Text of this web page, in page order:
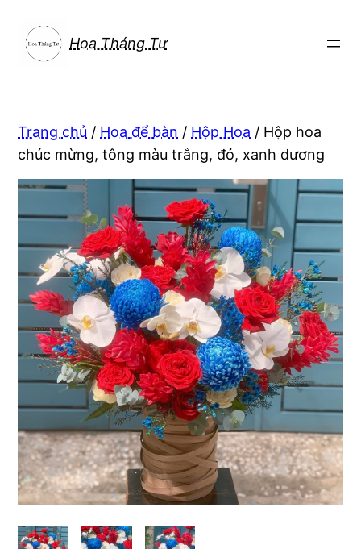
phần
Hoa Tháng Tư
Trang chủ / Hoa để bàn / Hộp Hoa / Hộp hoa
chúc mừng, tông màu trắng, đỏ, xanh dương